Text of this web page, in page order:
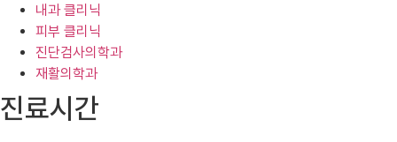
내과 클리닉
피부 클리닉
진단검사의학과
재활의학과
진료시간